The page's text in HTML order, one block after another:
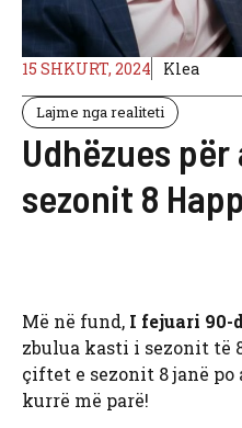
15 SHKURT, 2024 Klea
Lajme nga realiteti
Udhëzues
sezonit 8
Më në fund, I fejuari 90-
zbulua kasti i sezonit të
çiftet e sezonit 8 janë
kurrë më parë!